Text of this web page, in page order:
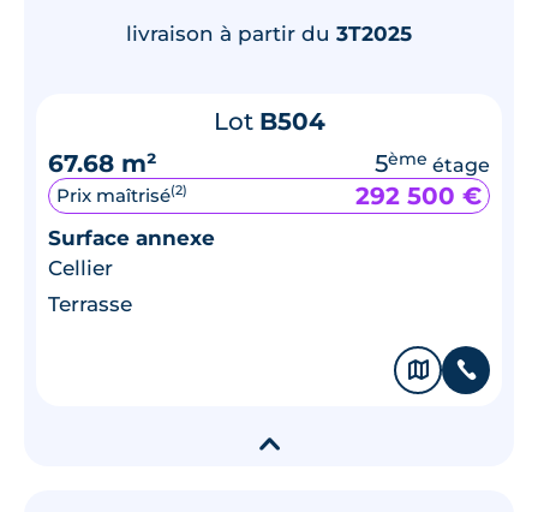
livraison à partir du 3T2025
Lot B504
67.68 m²
5ème étage
Prix maîtrisé(2) 292 500 €
Surface annexe
Cellier
Terrasse
🗞 📞
▾